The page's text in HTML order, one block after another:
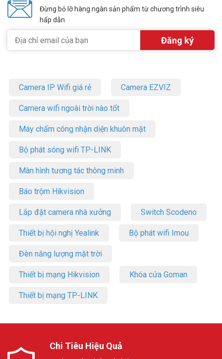
Đừng bỏ lỡ hàng ngàn sản phẩm từ chương trình siêu
hấp dẫn
Camera IP Wifi giá rẻ Camera EZVIZ
Camera wifi ngoài trời nào tốt
Máy chấm công nhận diện khuôn mặt
Bộ phát sóng wifi TP-LINK
Màn hình tương tác thông minh
Báo trộm Hikvision
Lắp đặt camera nhà xưởng Switch Scodeno
Thiết bị hội nghị Yealink Bộ phát wifi Imou
Đèn năng lượng mặt trời
Thiết bị mạng Hikvision Khóa cửa Goman
Thiết bị mạng TP-LINK
Chi Tiêu Hiệu Quả